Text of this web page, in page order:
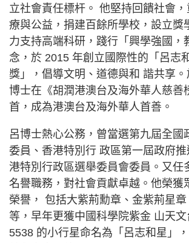
立社會責任標杆。 他堅持回饋社會
療與公益，捐建百餘所學校，設立獎
力支持高端科研，踐行「興學強國，
念，於 2015 年創立國際性的「呂志
獎」，倡導文明、道德與和 諧共享
博士在《胡潤港澳台及海外華人慈善
首，成為港澳台及海外華人首善。
呂博士熱心公務，曾當選第九屆全國
委員、香港特別行 政區第一屆政府
港特別行政區選舉委員會委員。又任
名譽職務，對社會貢獻卓越。他榮獲
榮譽， 包括大紫荊勳章、金紫荊星
等，早年更獲中國科學院紫金 山天
5538 的小行星命名為「呂志和星」